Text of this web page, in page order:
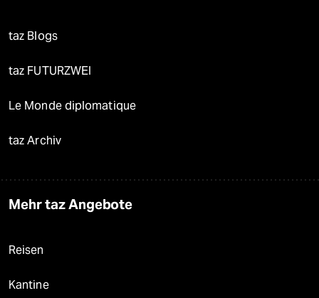
taz Blogs
taz FUTURZWEI
Le Monde diplomatique
taz Archiv
Mehr taz Angebote
Reisen
Kantine